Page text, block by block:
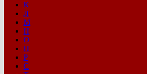
К
Л
М
Н
О
П
Р
С